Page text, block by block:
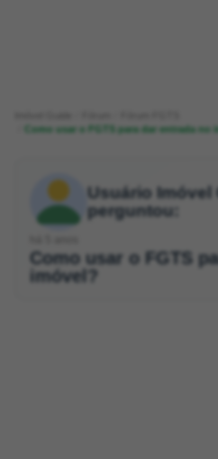
Como usar o FGTS para dar entrada no
Usuário Imóvel
perguntou:
Como usar o FGTS
imóvel?